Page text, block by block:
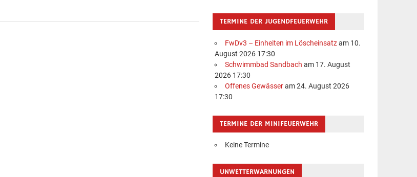
TERMINE DER JUGENDFEUERWEHR
FwDv3 – Einheiten im Löscheinsatzam 10.
August 2026 17:30
Schwimmbad Sandbach am 17. August
2026 17:30
Offenes Gewässeram 24. August 2026
17:30
TERMINE DER MINIFEUERWEHR
Keine Termine
UNWETTERWARNUNGEN